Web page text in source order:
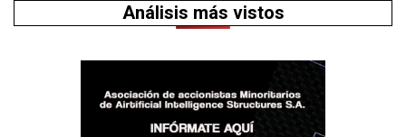
Análisis más vistos